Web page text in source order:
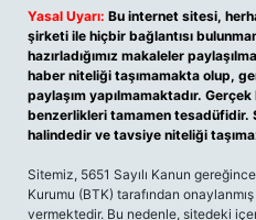
Yasal Uyarı: Bu internet sitesi,
şirketi ile hiçbir bağlantısı
hazırladığımız makaleler
haber niteliği taşımamakta olup,
paylaşım yapılmamaktadır.
benzerlikleri tamamen tesadüfidir.
halindedir ve tavsiye niteliği
Sitemiz, 5651 Sayılı Kanun
Kurumu (BTK) tarafından
vermektedir. Bu nedenle, sitedeki